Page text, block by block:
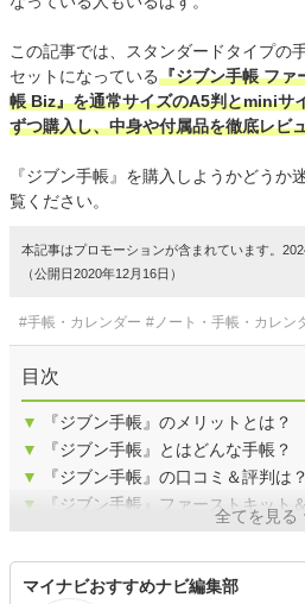
この記事では、スタンダードタイプの
セットになっている『ジブン手帳 ファ
帳 Biz』を通常サイズのA5判とminiサ
ずつ購入し、中身や付属品を徹底レビ
『ジブン手帳』を購入しようかどうか
覧ください。
本記事はプロモーションが含まれています。
（公開日2020年12月16日）
#手帳・カレンダー #ノート・手帳・カレン
目次
▼
『ジブン手帳』のメリットとは？
▼
『ジブン手帳』とはどんな手帳？
▼
『ジブン手帳』の口コミ＆評判は？
▼
『ジブン手帳』ファーストキット
全てを見る
マイナビおすすめナビ編集部